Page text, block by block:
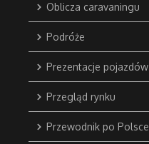
Oblicza caravaningu
Podróże
Prezentacje pojazdów
Przegląd rynku
Przewodnik po Polsce